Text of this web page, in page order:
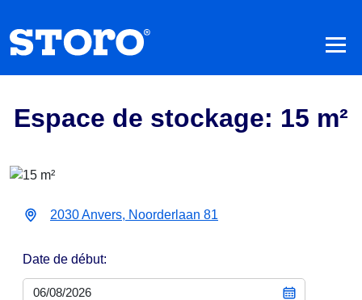
Espace de stockage: 15 m²
2030 Anvers, Noorderlaan 81
Date de début: